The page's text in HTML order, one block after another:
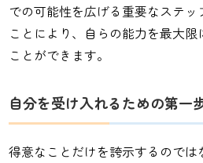
での可能性を広げる重要なステッ
ことにより、自らの能力を最大
ことができます。
自分を受け入れるための第一
得意なことだけを誇示するので